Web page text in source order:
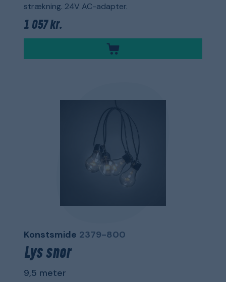
strækning. 24V AC-adapter.
1 057 kr.
Konstsmide 2379-800
Lys snor
9,5 meter